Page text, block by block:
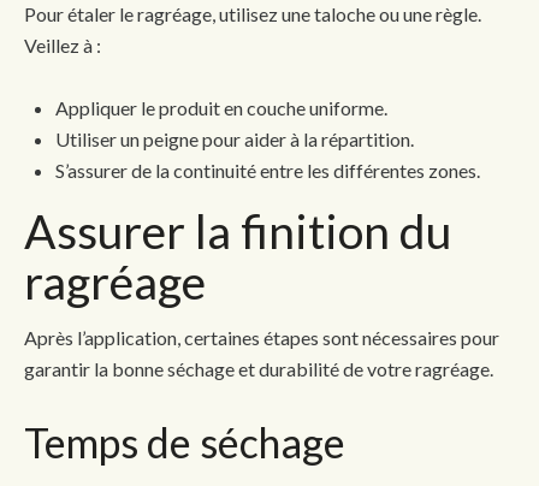
Pour étaler le ragréage, utilisez une taloche ou une règle.
Veillez à :
Appliquer le produit en couche uniforme.
Utiliser un peigne pour aider à la répartition.
S’assurer de la continuité entre les différentes zones.
Assurer la finition du
ragréage
Après l’application, certaines étapes sont nécessaires pour
garantir la bonne séchage et durabilité de votre ragréage.
Temps de séchage